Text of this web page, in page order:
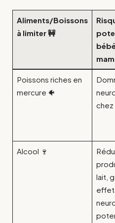
Aliments/Boissons
à limiter 🚧
Poissons riches en
mercure 🐠
Alcool 🍷
lait,